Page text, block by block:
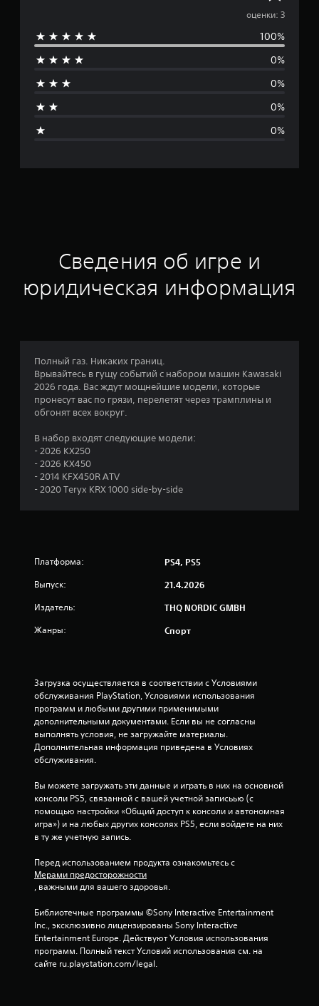
р
е
д
о
н
к
и
и
н
о
в
и
и
оценки: 3
100%
0%
0%
0%
0%
Сведения об игре и
юридическая информация
Полный газ. Никаких границ.
Врывайтесь в гущу событий с набором машин Kawasaki
2026 года. Вас ждут мощнейшие модели, которые
пронесут вас по грязи, перелетят через трамплины и
обгонят всех вокруг.
В набор входят следующие модели:
- 2026 KX250
- 2026 KX450
- 2014 KFX450R ATV
- 2020 Teryx KRX 1000 side-by-side
Платформа: PS4, PS5
Выпуск: 21.4.2026
Издатель: THQ NORDIC GMBH
Жанры: Спорт
Загрузка осуществляется в соответствии с Условиями
обслуживания PlayStation, Условиями использования
программ и любыми другими применимыми
дополнительными документами. Если вы не согласны
выполнять условия, не загружайте материалы.
Дополнительная информация приведена в Условиях
обслуживания.
Вы можете загружать эти данные и играть в них на основной
консоли PS5, связанной с вашей учетной записьью (с
помощью настройки «Общий доступ к консоли и автономная
игра») и на любых других консолях PS5, если войдете на них
в ту же учетную запись.
Перед использованием продукта ознакомьтесь с
Мерами предосторожности
, важными для вашего здоровья.
Библиотечные программы ©Sony Interactive Entertainment
Inc., эксклюзивно лицензированы Sony Interactive
Entertainment Europe. Действуют Условия использования
программ. Полный текст Условий использования см. на
сайте ru.playstation.com/legal.